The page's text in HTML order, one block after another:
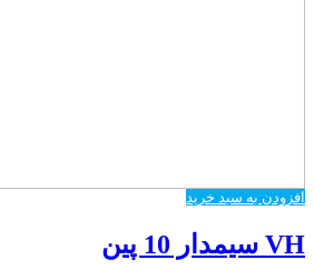
افزودن به سبد خرید
VH سیمدار 10 پین